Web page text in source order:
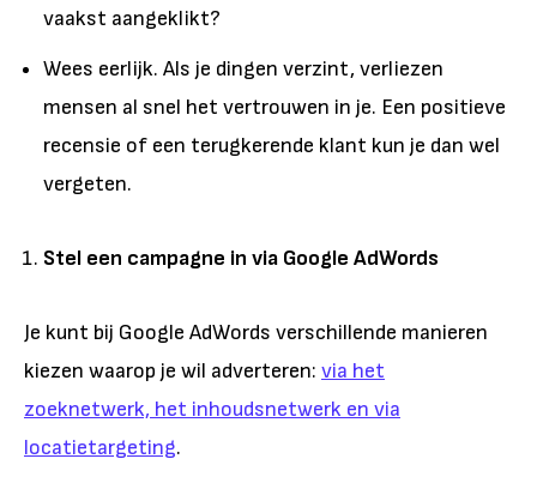
vaakst aangeklikt?
Wees eerlijk. Als je dingen verzint, verliezen
mensen al snel het vertrouwen in je. Een positieve
recensie of een terugkerende klant kun je dan wel
vergeten.
Stel een campagne in via Google AdWords
Je kunt bij Google AdWords verschillende manieren
kiezen waarop je wil adverteren: via het
zoeknetwerk, het inhoudsnetwerk en via
locatietargeting.